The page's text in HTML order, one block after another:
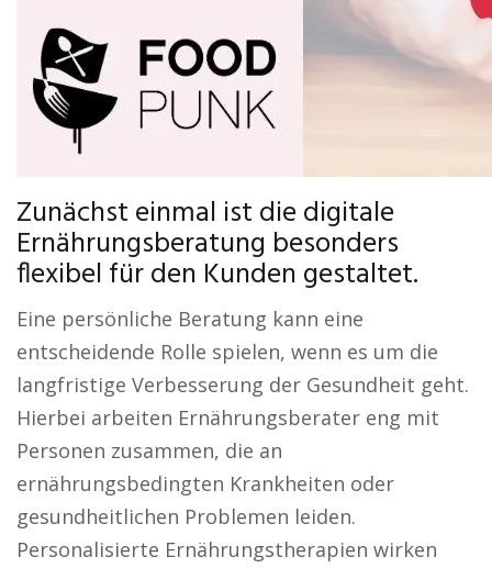
Zunächst einmal ist die digitale
Ernährungsberatung besonders
flexibel für den Kunden gestaltet.
Eine persönliche Beratung kann eine
entscheidende Rolle spielen, wenn es um die
langfristige Verbesserung der Gesundheit geht.
Hierbei arbeiten Ernährungsberater eng mit
Personen zusammen, die an
ernährungsbedingten Krankheiten oder
gesundheitlichen Problemen leiden.
Personalisierte Ernährungstherapien wirken